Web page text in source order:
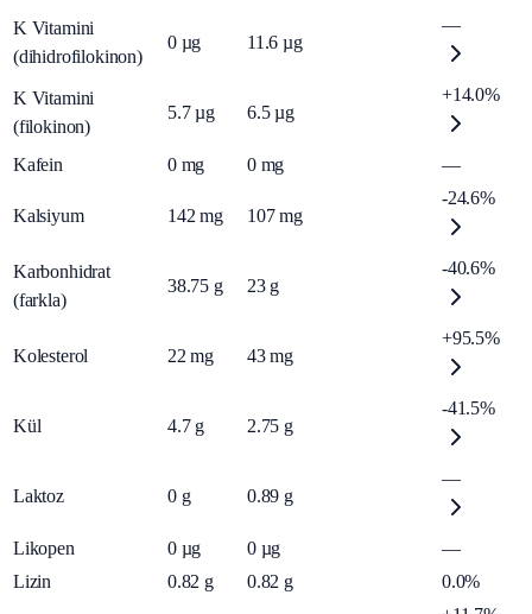
K Vitamini
(dihidrofilokinon)
0 µg 11.6 µg
—
K Vitamini
(filokinon)
5.7 µg 6.5 µg
+14.0%
Kafein 0 mg 0 mg —
Kalsiyum 142 mg 107 mg
-24.6%
Karbonhidrat
(farkla)
38.75 g 23 g
-40.6%
Kolesterol 22 mg 43 mg
+95.5%
Kül 4.7 g 2.75 g
-41.5%
Laktoz 0 g 0.89 g
—
Likopen 0 µg 0 µg
—
Lizin
0.82 g 0.82 g 0.0%